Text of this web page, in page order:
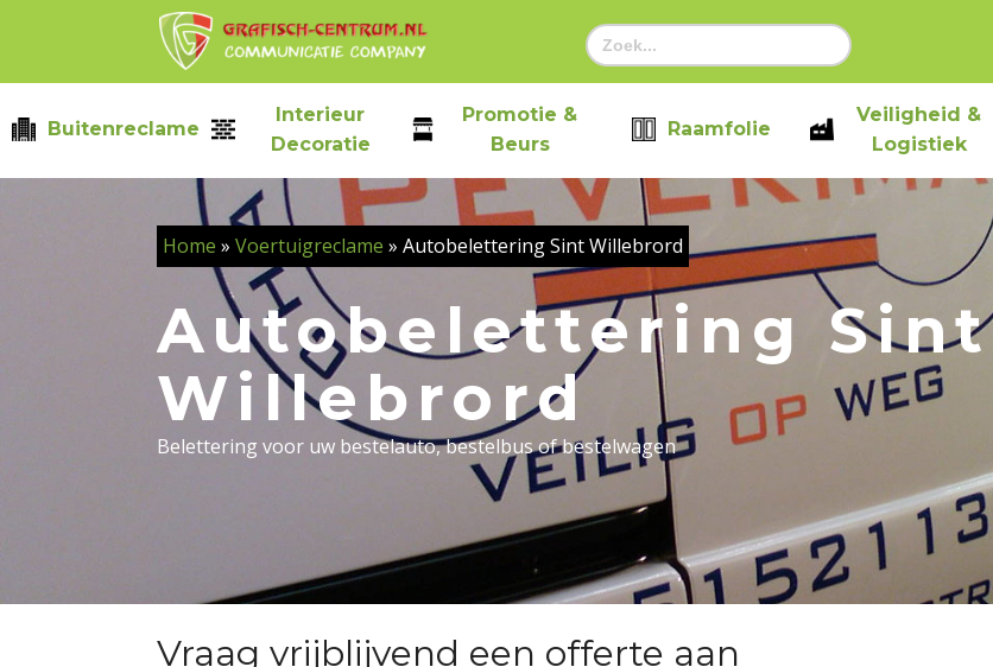
Zoek
naar:
Buitenreclame
Interieur
Decoratie
Promotie &
Beurs
Raamfolie
Veiligheid &
Logistiek
Home » Voertuigreclame » Autobelettering Sint Willebrord
Autobelettering Sint
Willebrord
Belettering voor uw bestelauto, bestelbus of bestelwagen
Vraag vrijblijvend een offerte aan